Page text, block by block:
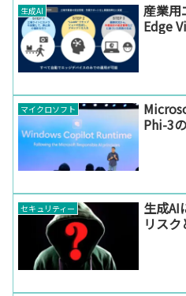
生成AI
産業用
Edge
マイクロソフト
Phi-3
セキュリティー
生成AI
リス